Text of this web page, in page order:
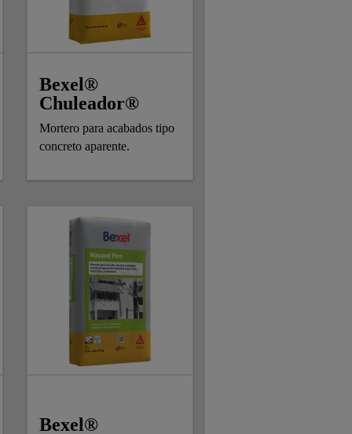
Bexel®
Chuleador®
Mortero para acabados tipo
concreto aparente.
Bexel®